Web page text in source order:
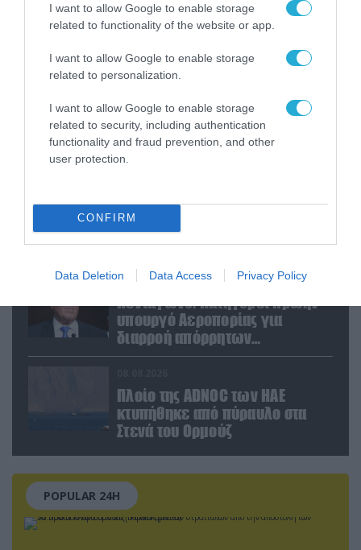
I want to allow Google to enable storage
related to functionality of the website or app.
I want to allow Google to enable storage
related to personalization.
I want to allow Google to enable storage
related to security, including authentication
functionality and fraud prevention, and other
user protection.
CONFIRM
Data Deletion Data Access Privacy Policy
Ιράν: «Φρένο» στο άνοιγμα των Στενών
του Ορμούζ – Ζητά αποζημιώσεις και
αποχώρηση των ΗΠΑ
Βουλγαρία: Drone με εκρηκτικά
εξερράγη κοντά σε αγωγό
φυσικού αερίου
Ουκρανία: Βίντεο με βίαιη
αρπαγή 19χρονου για
επιστράτευση προκαλεί
08.08.2026
Πεντάγωνο: Κατηγορεί πρώην
υπουργό Αεροπορίας για
διαρροή απόρρητων
πληροφοριών
Πλοίο της ADNOC των ΗΑΕ
κτυπήθηκε από πύραυλο στα
Στενά του Ορμούζ
POPULAR 24H